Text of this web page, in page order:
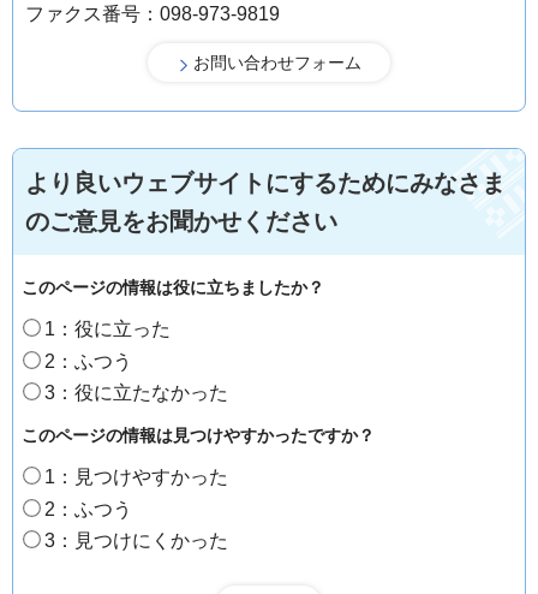
ファクス番号：098-973-9819
より良いウェブサイトにするためにみなさま
のご意見をお聞かせください
このページの情報は役に立ちましたか？
1：役に立った
2：ふつう
3：役に立たなかった
このページの情報は見つけやすかったですか？
1：見つけやすかった
2：ふつう
3：見つけにくかった